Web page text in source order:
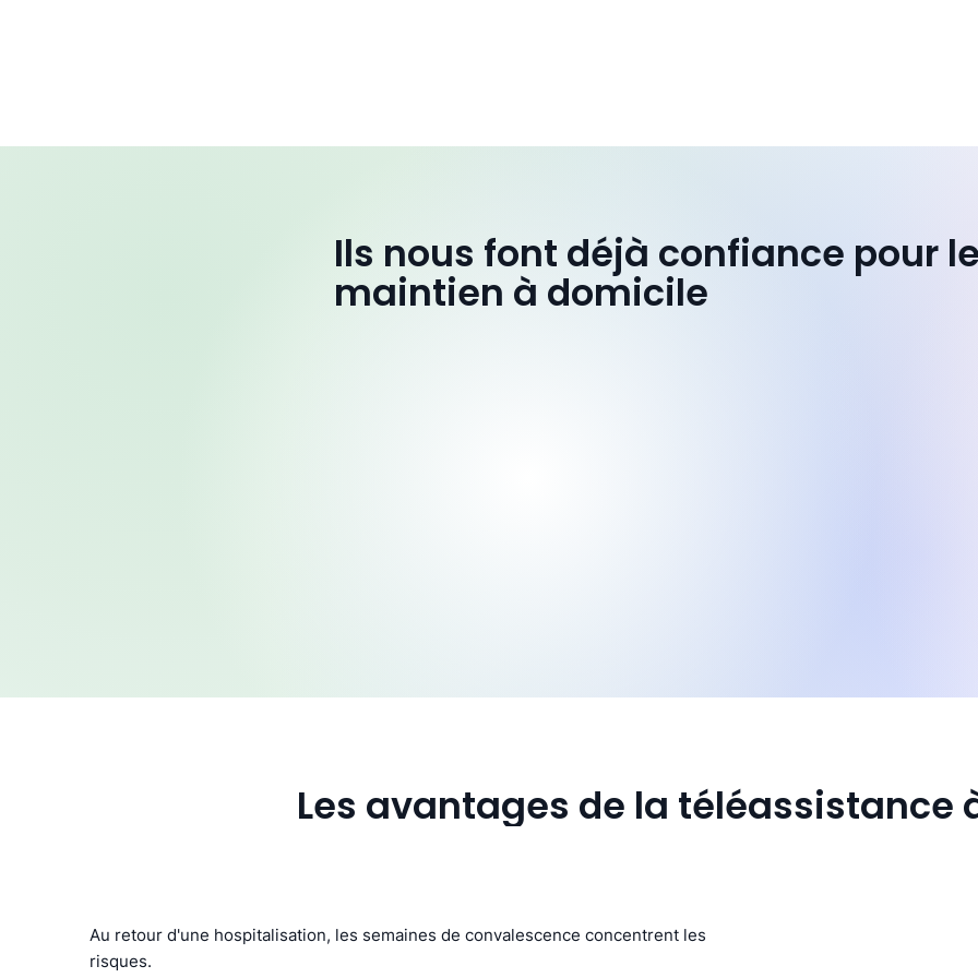
Ils nous font déjà confiance pour
maintien à domicile
Les avantages de la téléassistance
Au retour d'une hospitalisation, les semaines de convalescence concentrent les
risques.